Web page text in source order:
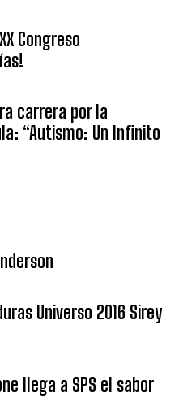
Congreso
carrera por la
“Autismo: Un Infinito
Universo 2016 Sirey
llega a SPS el sabor